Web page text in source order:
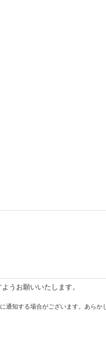
うお願いいたします。
知する場合がございます。あらか